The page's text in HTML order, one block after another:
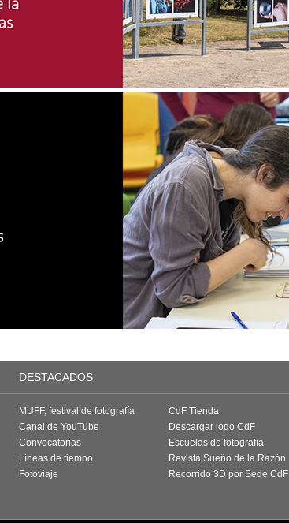
DESTACADOS
MUFF, festival de fotografía
Canal de YouTube
Convocatorias
Líneas de tiempo
Fotoviaje
CdF Tienda
Descargar logo CdF
Escuelas de fotografía
Revista Sueño de la Razón
Recorrido 3D por Sede CdF